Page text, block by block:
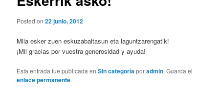
Posted on22 junio, 2012
Mila esker zuen eskuzabaltasun eta laguntzarengatik!
¡Mil gracias por vuestra generosidad y ayuda!
Esta entrada fue publicada enSin categoríaporadmin. Guarda el
enlace permanente.